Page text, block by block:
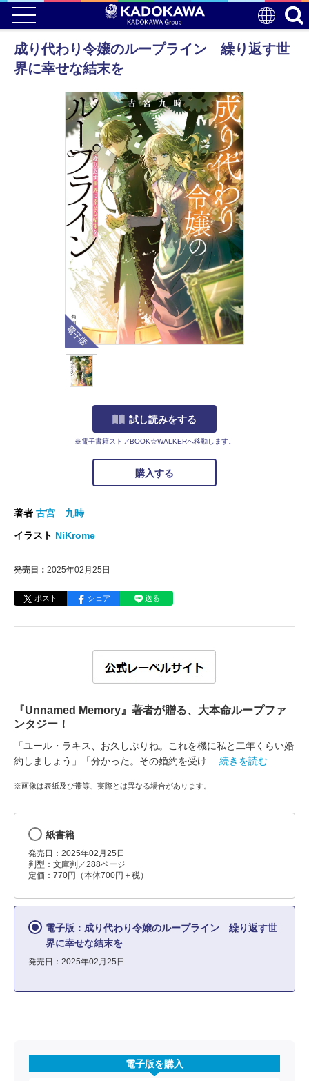
成り代わり令嬢のループライン 繰り返す世
界に幸せな結末を
電子版
試し読みをする
※電子書籍ストアBOOK☆WALKERへ移動します。
購入する
著者 古宮 九時
イラスト NiKrome
発売日： 2025年02月25日
ポスト シェア 送る
『Unnamed Memory』著者が贈る、大本命ループファ
ンタジー！
「ユール・ラキス、お久しぶりね。これを機に私と二年くらい婚
約しましょう」「分かった。その婚約を受け
…続きを読む
※画像は表紙及び帯等、実際とは異なる場合があります。
紙書籍
発売日：2025年02月25日
判型：文庫判／288ページ
定価：770円（本体700円＋税）
電子版：成り代わり令嬢のループライン 繰り返す世
界に幸せな結末を
発売日：2025年02月25日
電子版を購入